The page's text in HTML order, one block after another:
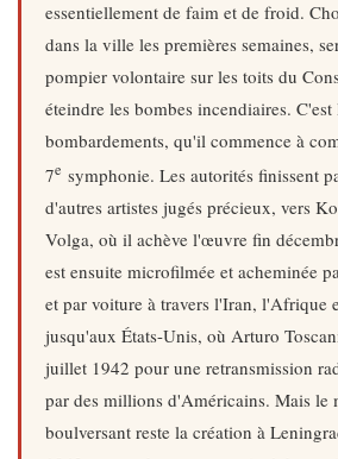
essentiellement de faim et de froid.
dans la ville les premières semaines,
pompier volontaire sur les toits du
éteindre les bombes incendiaires. C'est
bombardements, qu'il commence à
7e symphonie. Les autorités finissent
d'autres artistes jugés précieux, vers
Volga, où il achève l'œuvre fin
est ensuite microfilmée et acheminée
et par voiture à travers l'Iran, l'Afrique
jusqu'aux États-Unis, où Arturo
juillet 1942 pour une retransmission
par des millions d'Américains. Mais le
boulversant reste la création à